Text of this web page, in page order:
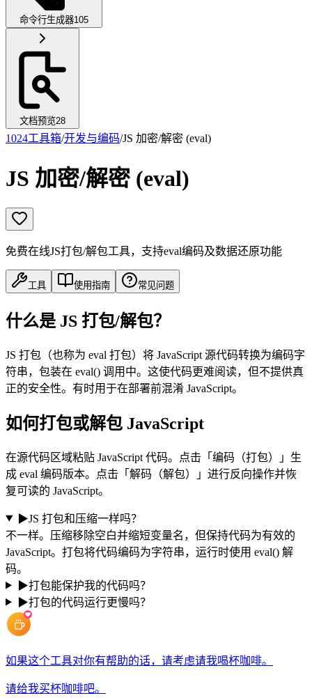
命令行生成器105
文档预览28
1024工具箱/开发与编码/JS 加密/解密 (eval)
JS 加密/解密 (eval)
免费在线JS打包/解包工具，支持eval编码及数据还原功能
工具 使用指南 常见问题
什么是 JS 打包/解包？
JS 打包（也称为 eval 打包）将 JavaScript 源代码转换为编码字
符串，包装在 eval() 调用中。这使代码更难阅读，但不提供真
正的安全性。有时用于在部署前混淆 JavaScript。
如何打包或解包 JavaScript
在源代码区域粘贴 JavaScript 代码。点击「编码（打包）」生
成 eval 编码版本。点击「解码（解包）」进行反向操作并恢
复可读的 JavaScript。
▶JS 打包和压缩一样吗？
不一样。压缩移除空白并缩短变量名，但保持代码为有效的
JavaScript。打包将代码编码为字符串，运行时使用 eval() 解
码。
▶打包能保护我的代码吗？
▶打包的代码运行更慢吗？
如果这个工具对你有帮助的话，请考虑请我喝杯咖啡。
请给我买杯咖啡吧。